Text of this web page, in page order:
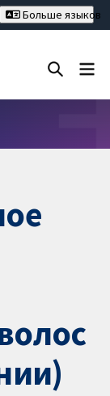
Больше языков